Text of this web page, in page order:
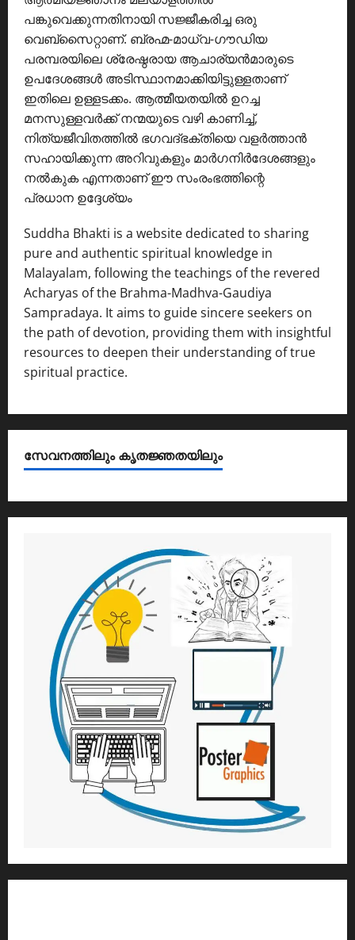
പങ്കുവെക്കുന്നതിനായി സജ്ജീകരിച്ച ഒരു
വെബ്സൈറ്റാണ്. ബ്രഹ്മ-മാധ്വ-ഗൗഡിയ
പരമ്പരയിലെ ശ്രേഷ്ഠരായ ആചാര്യൻമാരുടെ
ഉപദേശങ്ങൾ അടിസ്ഥാനമാക്കിയിട്ടുള്ളതാണ്
ഇതിലെ ഉള്ളടക്കം. ആത്മീയതയിൽ ഉറച്ച
മനസുള്ളവർക്ക് നന്മയുടെ വഴി കാണിച്ച്,
നിത്യജീവിതത്തിൽ ഭഗവദ്ഭക്തിയെ വളർത്താൻ
സഹായിക്കുന്ന അറിവുകളും മാർഗനിർദേശങ്ങളും
നൽകുക എന്നതാണ് ഈ സംരംഭത്തിന്റെ
പ്രധാന ഉദ്ദേശ്യം
Suddha Bhakti is a website dedicated to sharing
pure and authentic spiritual knowledge in
Malayalam, following the teachings of the revered
Acharyas of the Brahma-Madhva-Gaudiya
Sampradaya. It aims to guide sincere seekers on
the path of devotion, providing them with insightful
resources to deepen their understanding of true
spiritual practice.
സേവനത്തിലും കൃതജ്ഞതയിലും